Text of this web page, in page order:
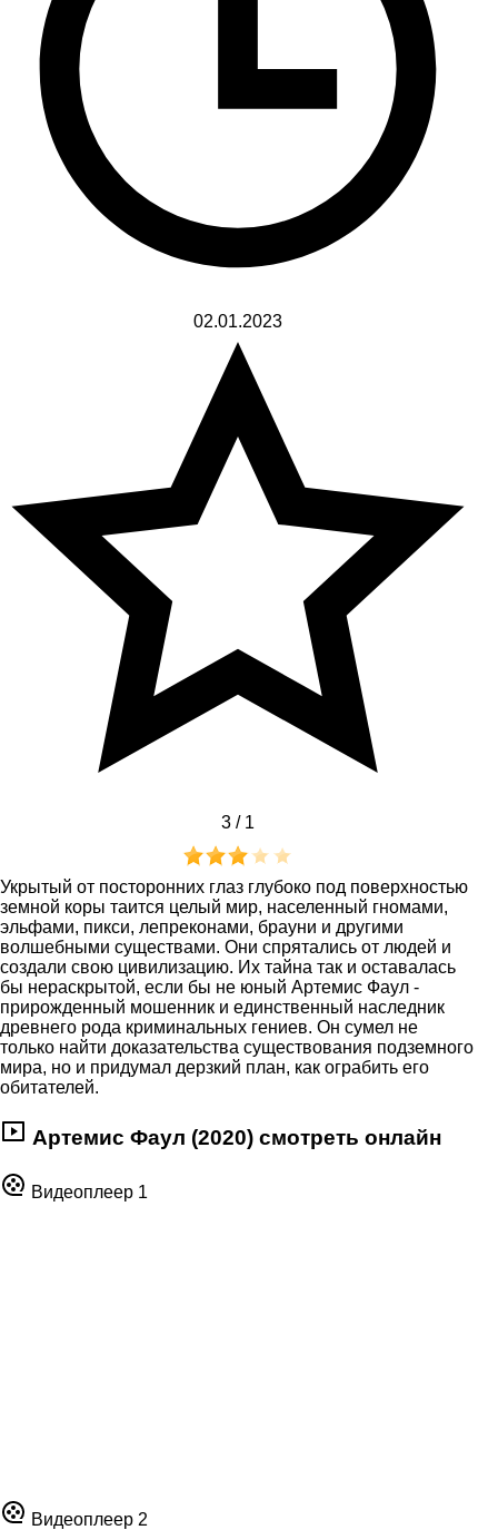
02.01.2023
3 / 1
Укрытый от посторонних глаз глубоко под поверхностью
земной коры таится целый мир, населенный гномами,
эльфами, пикси, лепреконами, брауни и другими
волшебными существами. Они спрятались от людей и
создали свою цивилизацию. Их тайна так и оставалась
бы нераскрытой, если бы не юный Артемис Фаул -
прирожденный мошенник и единственный наследник
древнего рода криминальных гениев. Он сумел не
только найти доказательства существования подземного
мира, но и придумал дерзкий план, как ограбить его
обитателей.
Артемис Фаул (2020) смотреть онлайн
Видеоплеер 1
Видеоплеер 2